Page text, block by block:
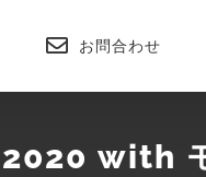
お問合わせ
2020 with